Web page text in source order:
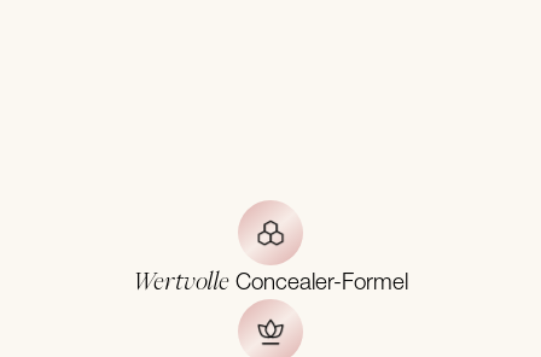
Wertvolle Concealer-Formel